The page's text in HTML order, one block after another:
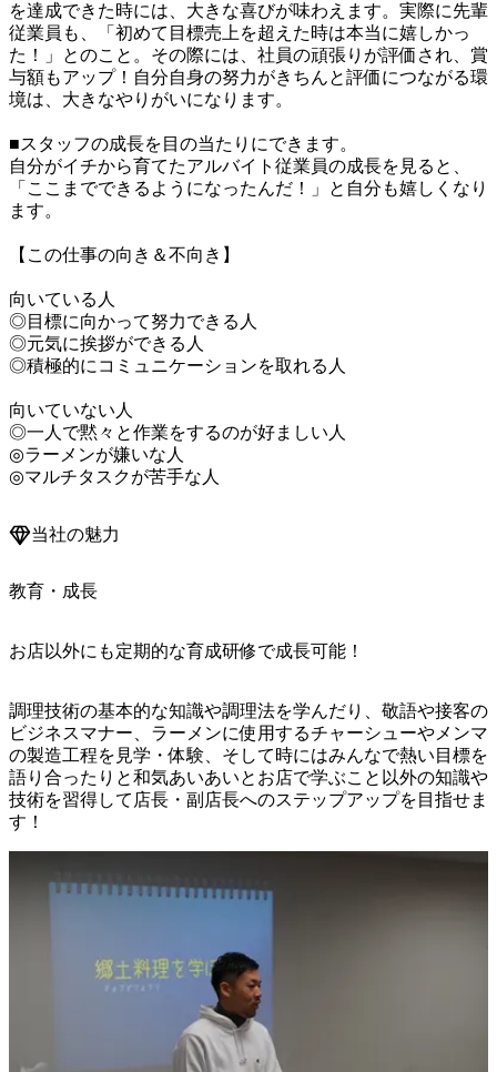
を達成できた時には、大きな喜びが味わえます。実際に先輩
従業員も、「初めて目標売上を超えた時は本当に嬉しかっ
た！」とのこと。その際には、社員の頑張りが評価され、賞
与額もアップ！自分自身の努力がきちんと評価につながる環
境は、大きなやりがいになります。
■スタッフの成長を目の当たりにできます。
自分がイチから育てたアルバイト従業員の成長を見ると、
「ここまでできるようになったんだ！」と自分も嬉しくなり
ます。
【この仕事の向き＆不向き】
向いている人
◎目標に向かって努力できる人
◎元気に挨拶ができる人
◎積極的にコミュニケーションを取れる人
向いていない人
◎一人で黙々と作業をするのが好ましい人
◎ラーメンが嫌いな人
◎マルチタスクが苦手な人
当社の魅力
教育・成長
お店以外にも定期的な育成研修で成長可能！
調理技術の基本的な知識や調理法を学んだり、敬語や接客の
ビジネスマナー、ラーメンに使用するチャーシューやメンマ
の製造工程を見学・体験、そして時にはみんなで熱い目標を
語り合ったりと和気あいあいとお店で学ぶこと以外の知識や
技術を習得して店長・副店長へのステップアップを目指せま
す！